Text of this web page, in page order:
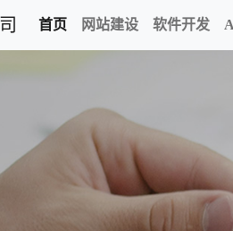
首页 网站建设 软件开发